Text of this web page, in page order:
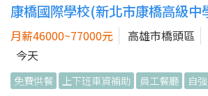
康橋國際學校(新北市康橋高級中
月薪46000~77000元 高雄市橋頭區
今天
免費供餐 上下班車資補助 員工餐廳 自